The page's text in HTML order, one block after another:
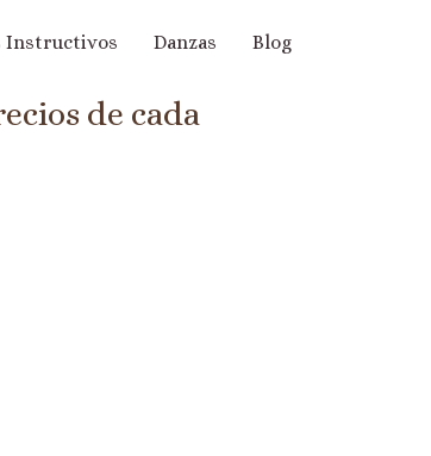
Instructivos Danzas Blog
de cada